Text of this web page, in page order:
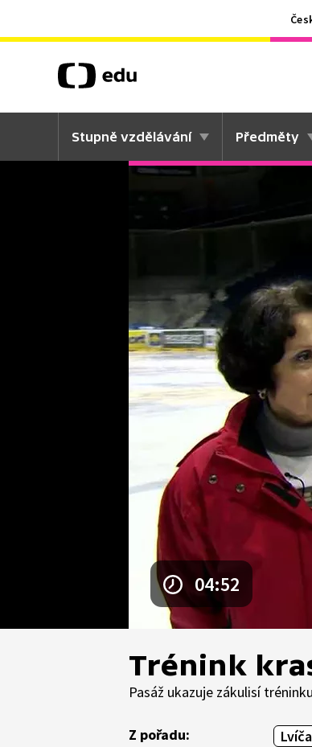
Stupně vzdělávání Předměty
04:52
Trénink
Pasáž ukazuje zákulisí
Z pořadu: